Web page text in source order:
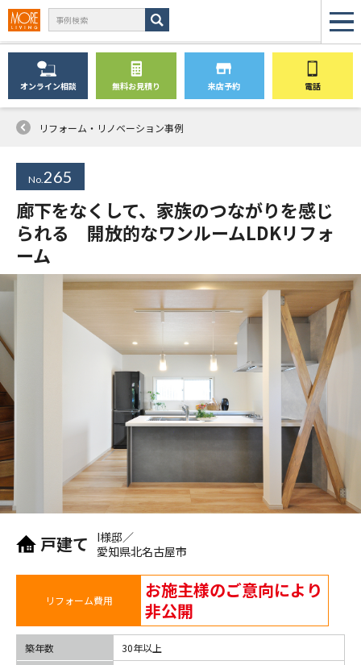
オンライン相談 無料お見積り 来店予約 電話
リフォーム・リノベーション事例
No.265
廊下をなくして、家族のつながりを感じ
られる 開放的なワンルームLDKリフォ
ーム
戸建て
I様邸／
愛知県北名古屋市
リフォーム費用
お施主様のご意向により
非公開
築年数
30年以上